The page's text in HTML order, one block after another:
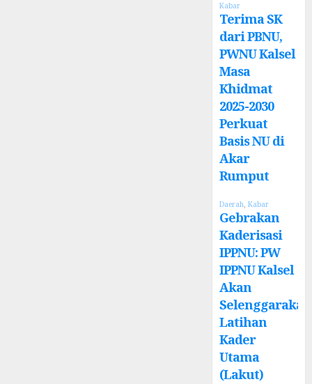
Kabar
Terima SK
dari PBNU,
PWNU Kalsel
Masa
Khidmat
2025-2030
Perkuat
Basis NU di
Akar
Rumput
Daerah,Kabar
Gebrakan
Kaderisasi
IPPNU: PW
IPPNU Kalsel
Akan
Selenggarakan
Latihan
Kader
Utama
(Lakut)